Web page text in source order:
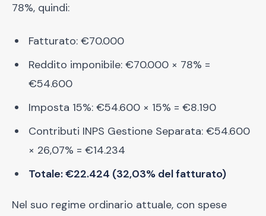
78%, quindi:
Fatturato: €70.000
Reddito imponibile: €70.000 × 78% =
€54.600
Imposta 15%: €54.600 × 15% = €8.190
Contributi INPS Gestione Separata: €54.600
× 26,07% = €14.234
Totale: €22.424 (32,03% del fatturato)
Nel suo regime ordinario attuale, con spese